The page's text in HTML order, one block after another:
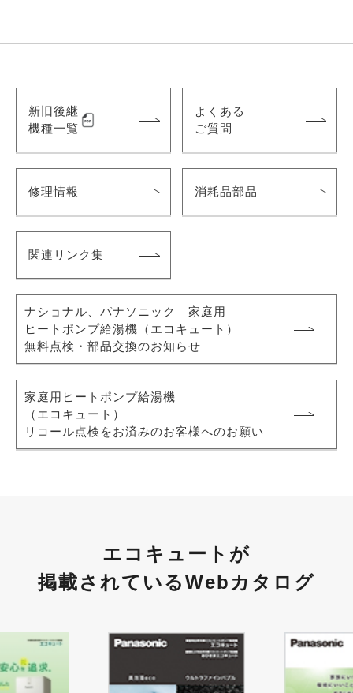
新旧後継
機種一覧
よくある
ご質問
修理情報 消耗品部品
関連リンク集
ナショナル、パナソニック 家庭用
ヒートポンプ給湯機 （エコキュート）
無料点検・部品交換のお知らせ
家庭用ヒートポンプ給湯機
（エコキュート）
リコール点検をお済みのお客様へのお願い
エコキュートが
掲載されているWebカタログ